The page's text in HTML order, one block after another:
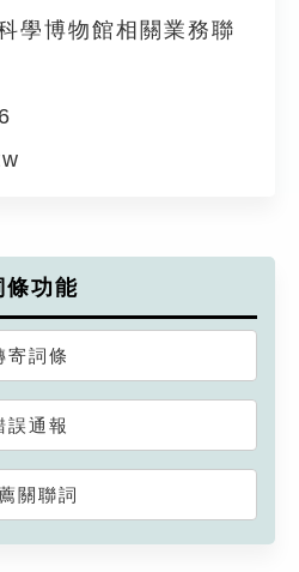
學博物館相關業務聯
條功能
寄詞條
誤通報
關聯詞